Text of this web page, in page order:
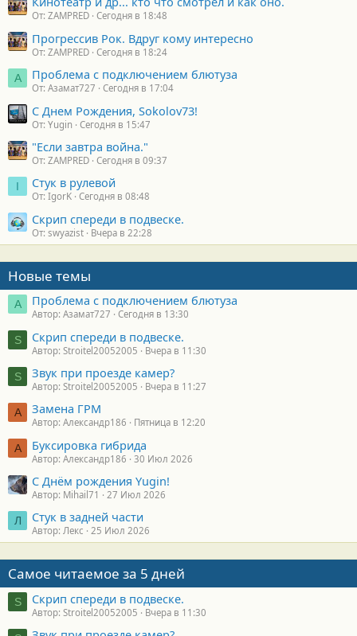
От: ZAMPRED Сегодня в 18:48
Прогрессив Рок. Вдруг кому интересно
От: ZAMPRED Сегодня в 18:24
А Проблема с подключением блютуза
От: Азамат727 Сегодня в 17:04
С Днем Рождения, Sokolov73!
От: Yugin Сегодня в 15:47
"Если завтра война."
От: ZAMPRED Сегодня в 09:37
I Стук в рулевой
От: IgorK Сегодня в 08:48
Скрип спереди в подвеске.
От: swyazist Вчера в 22:28
Новые темы
А Проблема с подключением блютуза
Автор: Азамат727 Сегодня в 13:30
S Скрип спереди в подвеске.
Автор: Stroitel20052005 Вчера в 11:30
S Звук при проезде камер?
Автор: Stroitel20052005 Вчера в 11:27
А Замена ГРМ
Автор: Александр186 Пятница в 12:20
А Буксировка гибрида
Автор: Александр186 30 Июл 2026
С Днём рождения Yugin!
Автор: Mihail71 27 Июл 2026
Л Стук в задней части
Автор: Лекс 25 Июл 2026
Самое читаемое за 5 дней
S Скрип спереди в подвеске.
Автор: Stroitel20052005 Вчера в 11:30